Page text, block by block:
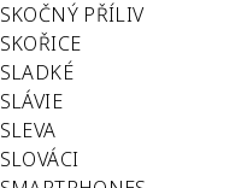
SKOČNÝ PŘÍLIV
SKOŘICE
SLADKÉ
SLÁVIE
SLEVA
SLOVÁCI